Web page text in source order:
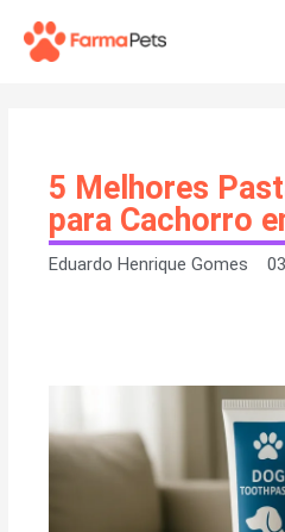
para
5 Melhores
para Cachorro
Eduardo Henrique Gomes